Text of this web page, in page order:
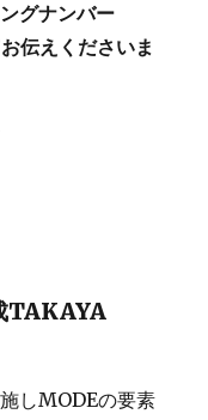
グナンバー
伝えくださいま
TAKAYA
しMODEの要素